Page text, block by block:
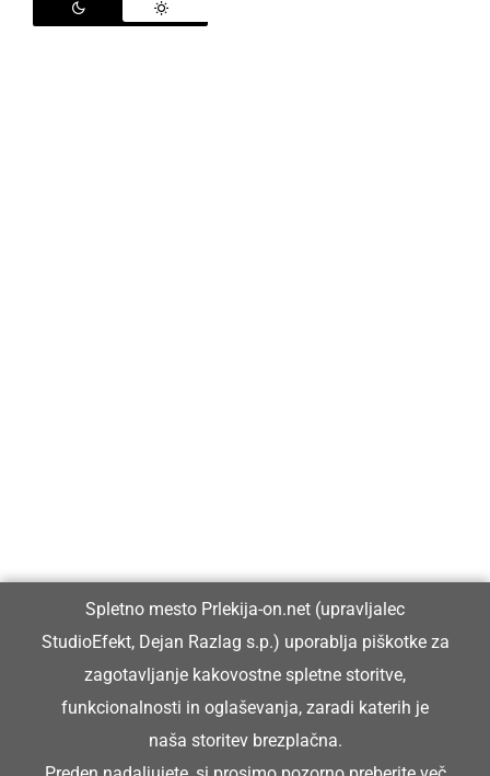
Narava
Glavni in odgovorni urednik:
Dejan Razlag
info@prlekija-on.net
Spletno mesto Prlekija-on.net (upravljalec
StudioEfekt, Dejan Razlag s.p.) uporablja piškotke za
zagotavljanje kakovostne spletne storitve,
funkcionalnosti in oglaševanja, zaradi katerih je
naša storitev brezplačna.